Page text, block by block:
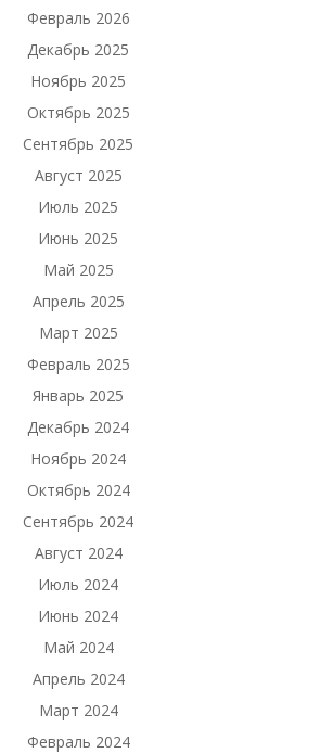
Февраль 2026
Декабрь 2025
Ноябрь 2025
Октябрь 2025
Сентябрь 2025
Август 2025
Июль 2025
Июнь 2025
Май 2025
Апрель 2025
Март 2025
Февраль 2025
Январь 2025
Декабрь 2024
Ноябрь 2024
Октябрь 2024
Сентябрь 2024
Август 2024
Июль 2024
Июнь 2024
Май 2024
Апрель 2024
Март 2024
Февраль 2024